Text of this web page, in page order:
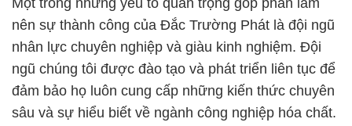
Một trong những yếu tố quan trọng góp phần làm
nên sự thành công của Đắc Trường Phát là đội ngũ
nhân lực chuyên nghiệp và giàu kinh nghiệm. Đội
ngũ chúng tôi được đào tạo và phát triển liên tục để
đảm bảo họ luôn cung cấp những kiến thức chuyên
sâu và sự hiểu biết về ngành công nghiệp hóa chất.